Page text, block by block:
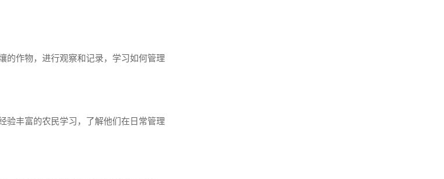
的作物，进行观察和记录，学习如何管理
验丰富的农民学习，了解他们在日常管理